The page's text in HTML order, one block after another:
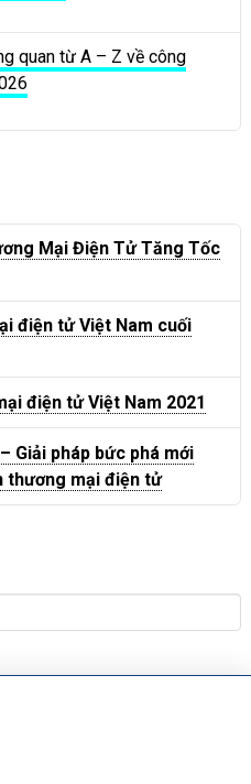
quan từ A – Z về công
Mại Điện Tử Tăng Tốc
điện tử Việt Nam cuối
điện tử Việt Nam 2021
Giải pháp bức phá mới
thương mại điện tử